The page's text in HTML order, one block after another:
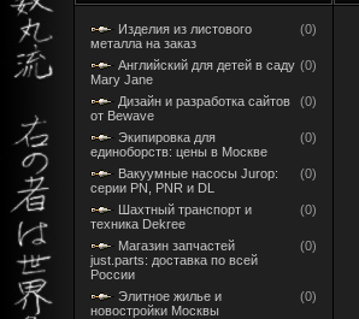
Изделия из листового
металла на заказ
(0)
Английский для детей в саду
Mary Jane
(0)
Дизайн и разработка сайтов
от Bewave
(0)
Экипировка для
единоборств: цены в Москве
(0)
Вакуумные насосы Jurop:
серии PN, PNR и DL
(0)
Шахтный транспорт и
техника Dekree
(0)
Магазин запчастей
just.parts: доставка по всей
России
(0)
Элитное жилье и
новостройки Москвы
(0)